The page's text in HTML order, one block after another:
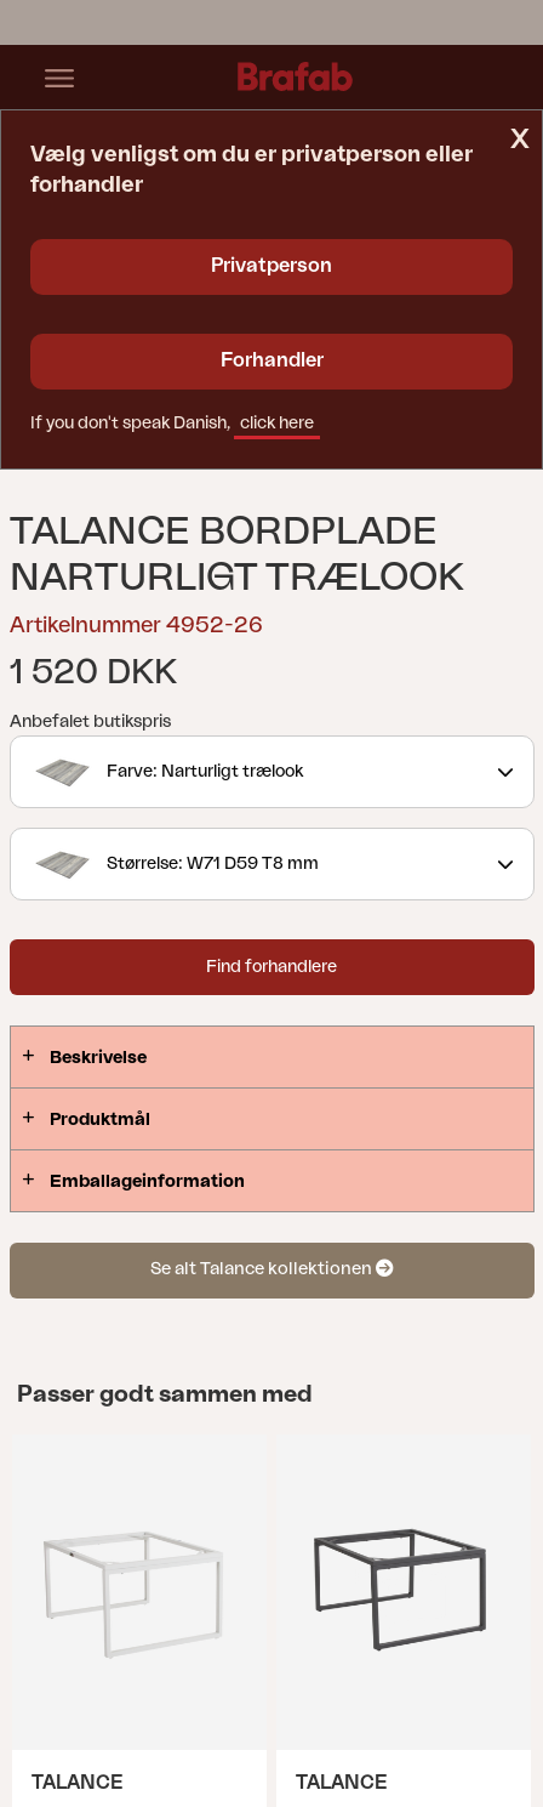
TALANCE BORDPLADE
NARTURLIGT TRÆLOOK
Artikelnummer 4952-26
1 520 DKK
Anbefalet butikspris
Farve: Narturligt trælook
Størrelse: W71 D59 T8 mm
Find forhandlere
Beskrivelse
Produktmål
Emballageinformation
Se alt Talance kollektionen
Passer godt sammen med
TALANCE TALANCE
x
Vælg venligst om du er privatperson eller
forhandler
Privatperson
Forhandler
If you don't speak Danish, click here